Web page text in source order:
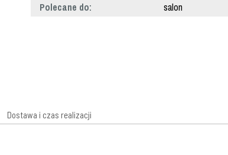
Polecane do:
salon
Dostawa i czas realizacji